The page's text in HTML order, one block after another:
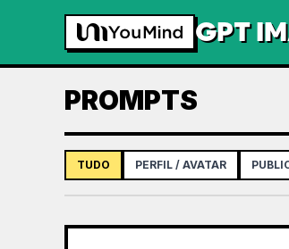
GPT
PROMPTS
TUDO PERFIL / AVATAR